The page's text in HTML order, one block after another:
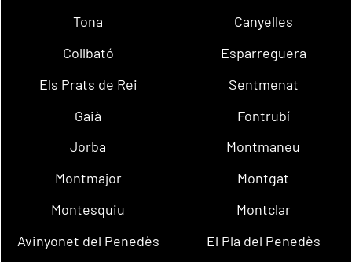
Tona
Canyelles
Collbató
Esparreguera
Els Prats de Rei
Sentmenat
Gaià
Fontrubí
Jorba
Montmaneu
Montmajor
Montgat
Montesquiu
Montclar
Avinyonet del Penedès
El Pla del Penedès